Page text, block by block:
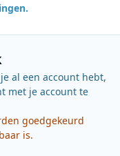
al een account hebt,
met je account te
goedgekeurd
is.